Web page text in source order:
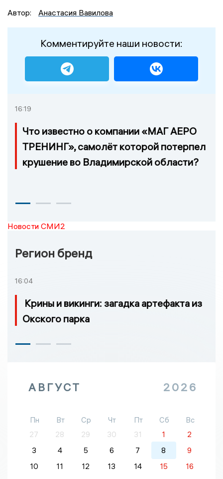
Автор:
Анастасия Вавилова
Комментируйте наши новости:
16:19
Что известно о компании «МАГ АЕРО
ТРЕНИНГ», самолёт которой потерпел
крушение во Владимирской области?
Новости СМИ2
Регион бренд
16:04
Крины и викинги: загадка артефакта из
Окского парка
АВГУСТ 2026
Пн Вт Ср Чт Пт Сб
Вс
27
28 29 30 31 1
2
3
4 5 6 7 8
9
10
11 12 13 14 15
16